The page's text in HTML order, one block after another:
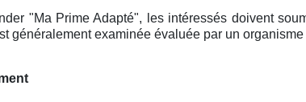
"Ma Prime Adapté", les intéressés doivent
généralement examinée évaluée par un